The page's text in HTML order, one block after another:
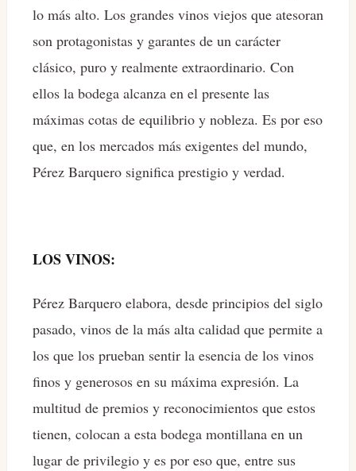
lo más alto. Los grandes vinos viejos que atesoran
son protagonistas y garantes de un carácter
clásico, puro y realmente extraordinario. Con
ellos la bodega alcanza en el presente las
máximas cotas de equilibrio y nobleza. Es por eso
que, en los mercados más exigentes del mundo,
Pérez Barquero significa prestigio y verdad.
LOS VINOS:
Pérez Barquero elabora, desde principios del siglo
pasado, vinos de la más alta calidad que permite a
los que los prueban sentir la esencia de los vinos
finos y generosos en su máxima expresión. La
multitud de premios y reconocimientos que estos
tienen, colocan a esta bodega montillana en un
lugar de privilegio y es por eso que, entre sus